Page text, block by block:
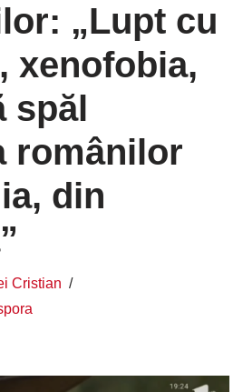
„Lupt cu
xenofobia,
spăl
românilor
din
Cristian